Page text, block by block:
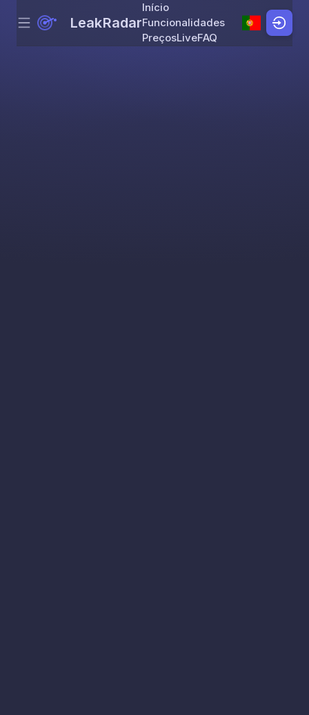
Skip to content
Menu LeakRadar
Início
Funcionalidades
PreçosLiveFAQ